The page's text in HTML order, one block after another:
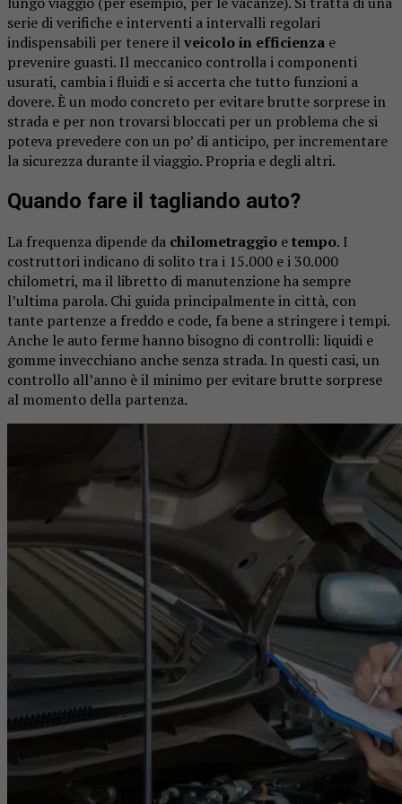
serie di verifiche e interventi a intervalli regolari
indispensabili per tenere ilveicolo in efficienza e
prevenire guasti. Il meccanico controlla i componenti
usurati, cambia i fluidi e si accerta che tutto funzioni a
dovere. È un modo concreto per evitare brutte sorprese in
strada e per non trovarsi bloccati per un problema che si
poteva prevedere con un po’ di anticipo, per incrementare
la sicurezza durante il viaggio. Propria e degli altri.
Quando fare il tagliando auto?
La frequenza dipende da chilometraggio etempo. I
costruttori indicano di solito tra i 15.000 e i 30.000
chilometri, ma il libretto di manutenzione ha sempre
l’ultima parola. Chi guida principalmente in città, con
tante partenze a freddo e code, fa bene a stringere i tempi.
Anche le auto ferme hanno bisogno di controlli: liquidi e
gomme invecchiano anche senza strada. In questi casi, un
controllo all’anno è il minimo per evitare brutte sorprese
al momento della partenza.